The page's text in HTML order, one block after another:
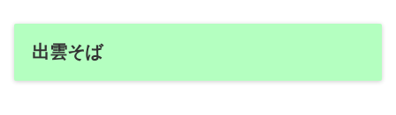
出雲そば